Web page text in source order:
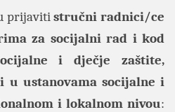
prijavitistručni radnici/ce
za socijalni rad i kod
i dječje zaštite,
u ustanovama socijalne i
i lokalnom nivou: